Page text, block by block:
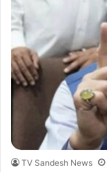
TV Sandesh News